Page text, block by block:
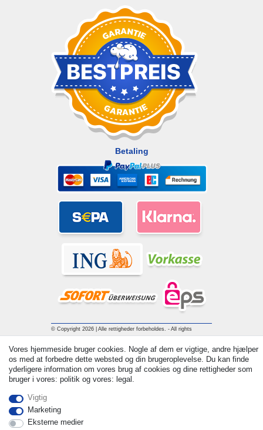
Betaling
© Copyright 2026 | Alle rettigheder forbeholdes. - All rights
| * Applies to deliveries to the UK!
Vores hjemmeside bruger cookies. Nogle af dem er vigtige, andre hjælper
os med at forbedre dette websted og din brugeroplevelse. Du kan finde
yderligere information om vores brug af cookies og dine rettigheder som
bruger i vores: politik og vores: legal.
Vigtig
Marketing
Eksterne medier
Withdraw from contract here